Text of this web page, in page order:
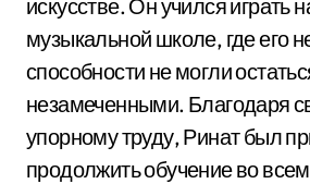
искусстве. Он учился играть
музыкальной школе, где его
способности не могли
незамеченными. Благодаря
упорному труду, Ринат был
продолжить обучение во